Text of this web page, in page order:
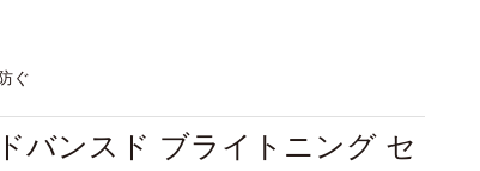
ぐ
バンスド ブライトニング セ